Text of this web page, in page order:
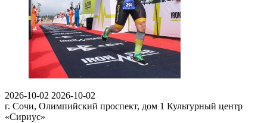
2026-10-02 2026-10-02
г. Сочи, Олимпийский проспект, дом 1 Культурный центр
«Сириус»